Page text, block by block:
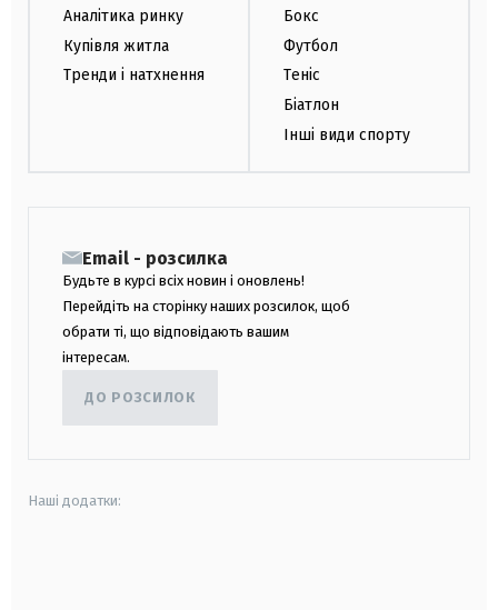
Аналітика ринку
Купівля житла
Тренди і натхнення
Бокс
Футбол
Теніс
Біатлон
Інші види спорту
Email - розсилка
Будьте в курсі всіх новин і оновлень!
Перейдіть на сторінку наших розсилок, щоб
обрати ті, що відповідають вашим
інтересам.
ДО РОЗСИЛОК
Наші додатки: